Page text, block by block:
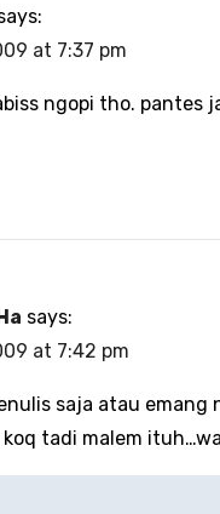
at 7:37 pm
ngopi tho. pantes
says:
at 7:42 pm
saja atau emang
tadi malem